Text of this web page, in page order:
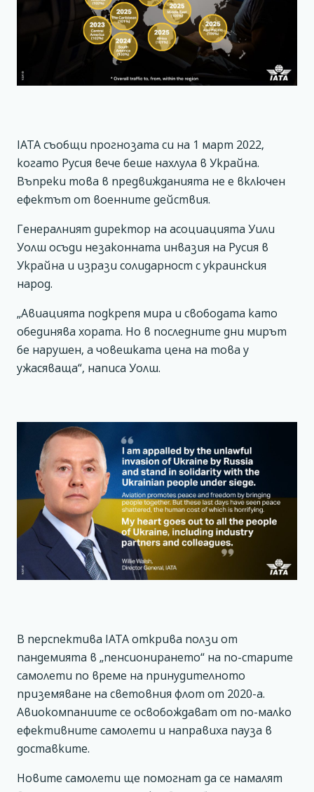
IATA съобщи прогнозата си на 1 март 2022,
когато Русия вече беше нахлула в Украйна.
Въпреки това в предвижданията не е включен
ефектът от военните действия.
Генералният директор на асоциацията Уили
Уолш осъди незаконната инвазия на Русия в
Украйна и изрази солидарност с украинския
народ.
„Авиацията подкрепя мира и свободата като
обединява хората. Но в последните дни мирът
бе нарушен, а човешката цена на това у
ужасяваща“, написа Уолш.
В перспектива IATA открива ползи от
пандемията в „пенсионирането“ на по-старите
самолети по време на принудителното
приземяване на световния флот от 2020-а.
Авиокомпаниите се освобождават от по-малко
ефективните самолети и направиха пауза в
доставките.
Новите самолети ще помогнат да се намалят